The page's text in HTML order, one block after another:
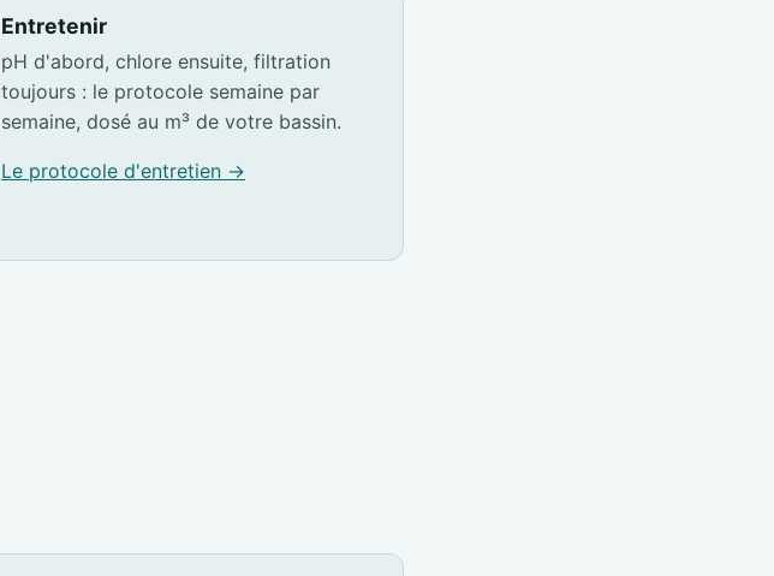
Entretenir
pH d'abord, chlore ensuite, filtration
toujours : le protocole semaine par
semaine, dosé au m³ de votre bassin.
Le protocole d'entretien →